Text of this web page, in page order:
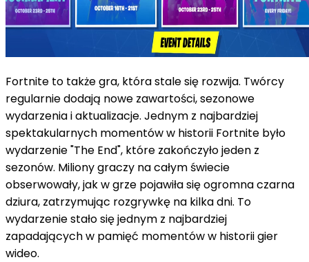
Fortnite to także gra, która stale się rozwija. Twórcy
regularnie dodają nowe zawartości, sezonowe
wydarzenia i aktualizacje. Jednym z najbardziej
spektakularnych momentów w historii Fortnite było
wydarzenie "The End", które zakończyło jeden z
sezonów. Miliony graczy na całym świecie
obserwowały, jak w grze pojawiła się ogromna czarna
dziura, zatrzymując rozgrywkę na kilka dni. To
wydarzenie stało się jednym z najbardziej
zapadających w pamięć momentów w historii gier
wideo.